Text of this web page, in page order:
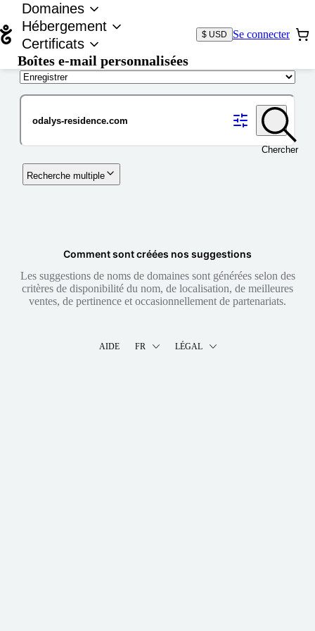
Domaines
Hébergement
Certificats
Boîtes e-mail personnalisées
$ USD Se connecter
Chercher
Recherche multiple
Comment sont créées nos suggestions
Les suggestions de noms de domaines sont générées selon des
critères de disponibilité du nom, de localisation, de meilleures
ventes, de pertinence et occasionnellement de partenariats.
AIDE FR LÉGAL